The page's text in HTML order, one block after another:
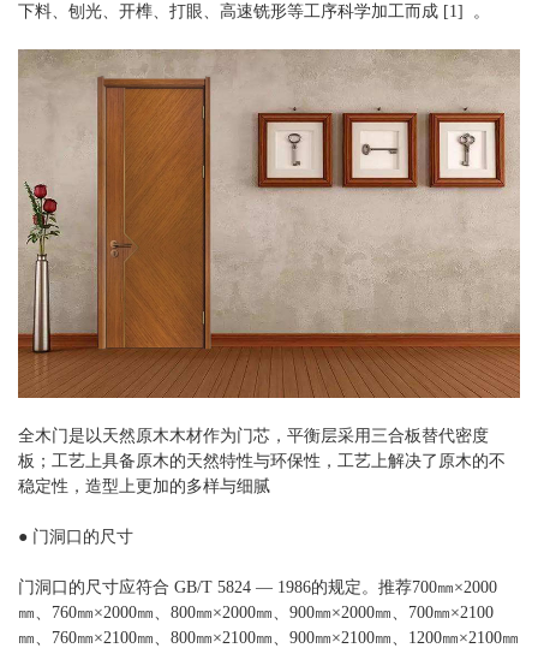
下料、刨光、开榫、打眼、高速铣形等工序科学加工而成 [1] 。
全木门是以天然原木木材作为门芯，平衡层采用三合板替代密度
板；工艺上具备原木的天然特性与环保性，工艺上解决了原木的不
稳定性，造型上更加的多样与细腻
● 门洞口的尺寸
门洞口的尺寸应符合 GB/T 5824 — 1986的规定。推荐700㎜×2000
㎜、760㎜×2000㎜、800㎜×2000㎜、900㎜×2000㎜、700㎜×2100
㎜、760㎜×2100㎜、800㎜×2100㎜、900㎜×2100㎜、1200㎜×2100㎜